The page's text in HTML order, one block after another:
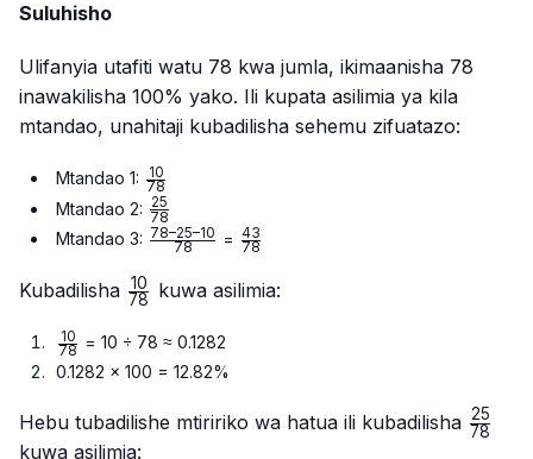
Suluhisho
Ulifanyia utafiti watu 78 kwa jumla, ikimaanisha 78
inawakilisha 100% yako. Ili kupata asilimia ya kila
mtandao, unahitaji kubadilisha sehemu zifuatazo:
Mtandao 1: \frac{10}
{78}
78
10
Mtandao 2: \frac{25}
{78}
78
25
Mtandao 3: \frac{78
10}{78}
78
78–25–10 = \frac{43}
78
43
Kubadilisha \frac{10}
78
10 kuwa asilimia:
\frac{10}
{78}
78
10
= 10 ÷ 78 ≈ 0.1282
0.1282 × 100 = 12.82%
Hebu tubadilishe mtiririko wa hatua ili kubadilisha 78
25
kuwa asilimia: